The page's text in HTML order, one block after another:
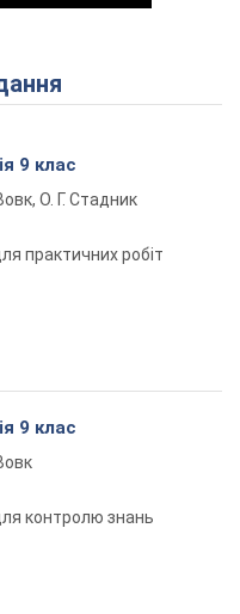
Video
9 клас
О. Г. Стадник
практичних робіт
9 клас
контролю знань